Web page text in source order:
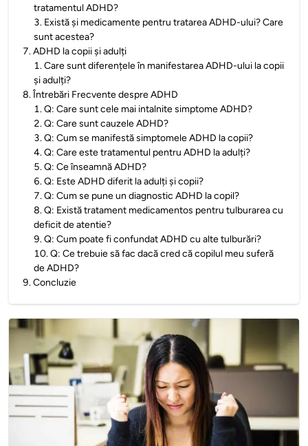
tratamentul ADHD?
3. Există și medicamente pentru tratarea ADHD-ului? Care
sunt acestea?
7.ADHD la copii și adulți
1.Care sunt diferențele în manifestarea ADHD-ului la copii
și adulți?
8.Întrebări Frecvente despre ADHD
1.Q: Care sunt cele mai intalnite simptome ADHD?
2.Q: Care sunt cauzele ADHD?
3.Q: Cum se manifestă simptomele ADHD la copii?
4.Q: Care este tratamentul pentru ADHD la adulți?
5.Q: Ce înseamnă ADHD?
6.Q: Este ADHD diferit la adulți și copii?
7.Q: Cum se pune un diagnostic ADHD la copil?
8.Q: Există tratament medicamentos pentru tulburarea cu
deficit de atentie?
9.Q: Cum poate fi confundat ADHD cu alte tulburări?
10.Q: Ce trebuie să fac dacă cred că copilul meu suferă
de ADHD?
9.Concluzie